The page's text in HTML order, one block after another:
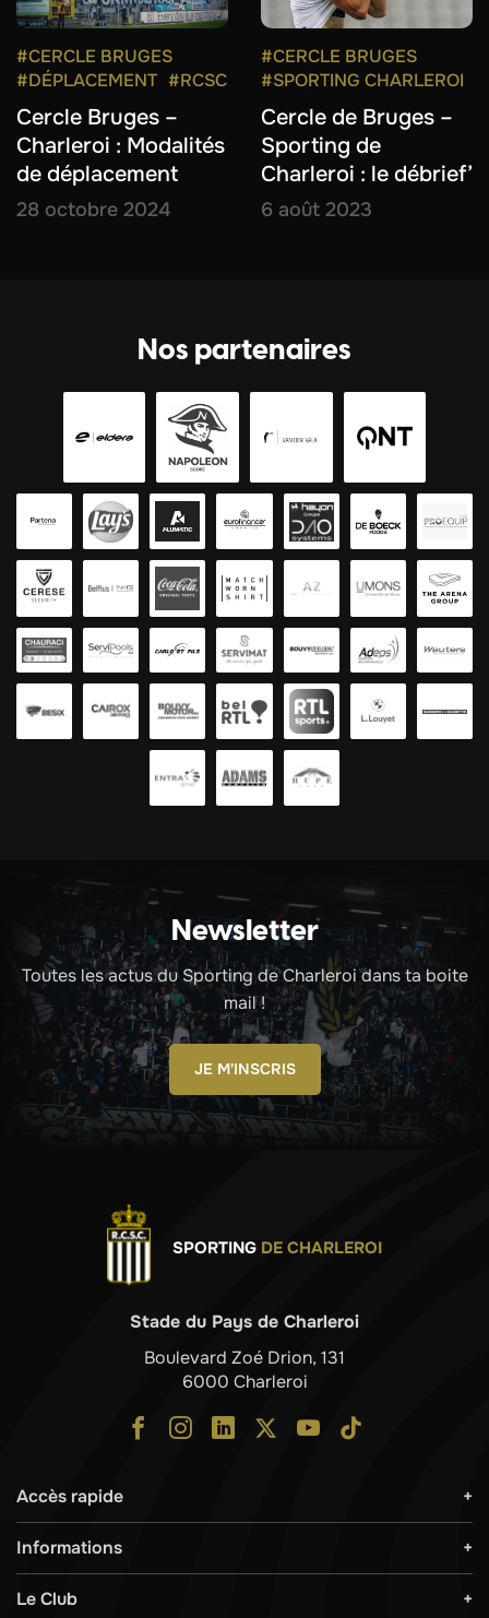
#CERCLE BRUGES
#DÉPLACEMENT #RCSC
Cercle Bruges –
Charleroi : Modalités
de déplacement
28 octobre 2024
#CERCLE BRUGES
#SPORTING CHARLEROI
Cercle de Bruges –
Sporting de
Charleroi : le débrief’
6 août 2023
Nos partenaires
Newsletter
Toutes les actus du Sporting de Charleroi dans ta boite
mail !
JE M'INSCRIS
SPORTING DE CHARLEROI
Stade du Pays de Charleroi
Boulevard Zoé Drion, 131
6000 Charleroi
Accès rapide
Informations
Le Club